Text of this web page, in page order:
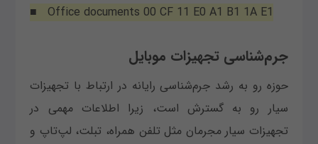
■ Office documents 00 CF 11 E0 A1 B1 1A E1
جرم‌شناسی تجهیزات موبایل
حوزه رو به رشد جرم‌شناسی رایانه در ارتباط با تجهیزات
سیار رو به گسترش است، زیرا اطلاعات مهمی در
تجهیزات سیار مجرمان مثل تلفن همراه، تبلت، لپ‌تاپ و